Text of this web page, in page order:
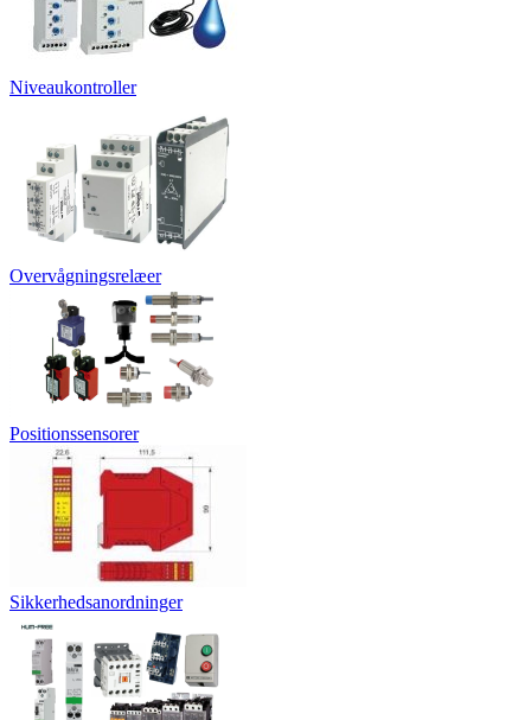
Niveaukontroller
Overvågningsrelæer
Positionssensorer
Sikkerhedsanordninger